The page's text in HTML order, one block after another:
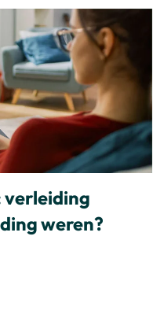
verleiding
weren?